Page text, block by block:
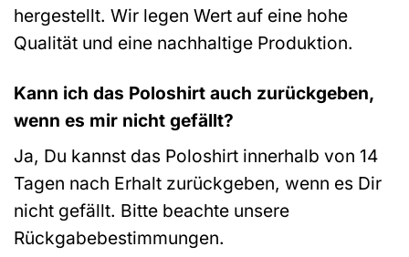
hergestellt. Wir legen Wert auf eine hohe
Qualität und eine nachhaltige Produktion.
Kann ich das Poloshirt auch zurückgeben,
wenn es mir nicht gefällt?
Ja, Du kannst das Poloshirt innerhalb von 14
Tagen nach Erhalt zurückgeben, wenn es Dir
nicht gefällt. Bitte beachte unsere
Rückgabebestimmungen.